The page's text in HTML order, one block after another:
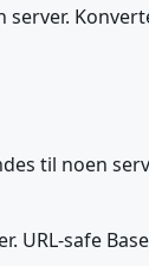
til noen
URL-safe